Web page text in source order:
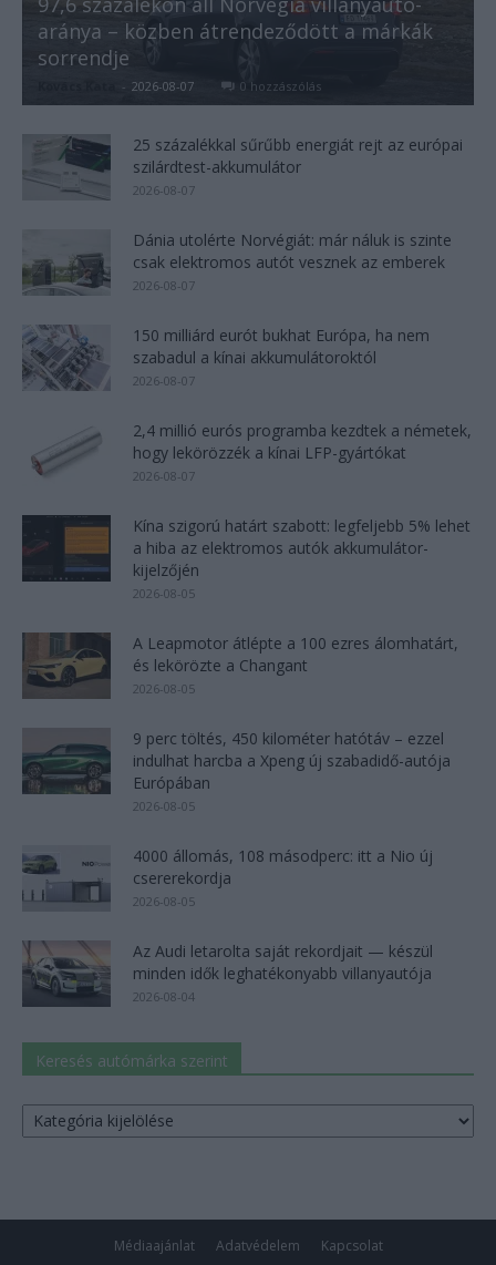
aránya – közben átrendeződött a márkák
sorrendje
- 2026-08-07 0 hozzászólás
25 százalékkal sűrűbb energiát rejt az európai
szilárdtest-akkumulátor
2026-08-07
Dánia utolérte Norvégiát: már náluk is szinte
csak elektromos autót vesznek az emberek
2026-08-07
150 milliárd eurót bukhat Európa, ha nem
szabadul a kínai akkumulátoroktól
2026-08-07
2,4 millió eurós programba kezdtek a németek,
hogy lekörözzék a kínai LFP-gyártókat
2026-08-07
Kína szigorú határt szabott: legfeljebb 5% lehet
a hiba az elektromos autók akkumulátor-
kijelzőjén
2026-08-05
A Leapmotor átlépte a 100 ezres álomhatárt,
és lekörözte a Changant
2026-08-05
9 perc töltés, 450 kilométer hatótáv – ezzel
indulhat harcba a Xpeng új szabadidő-autója
Európában
2026-08-05
4000 állomás, 108 másodperc: itt a Nio új
csererekordja
2026-08-05
Az Audi letarolta saját rekordjait — készül
minden idők leghatékonyabb villanyautója
2026-08-04
Keresés autómárka szerint
Keresés
autómárka
Médiaajánlat Adatvédelem Kapcsolat